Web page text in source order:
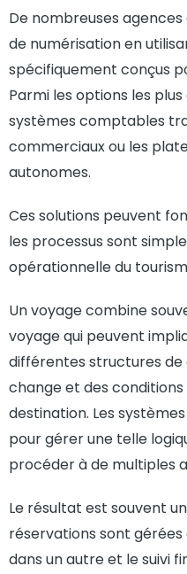
De nombreuses
de numérisation en
spécifiquement conçus
Parmi les options les
systèmes comptables
commerciaux ou les
autonomes.
Ces solutions peuvent
les processus sont
opérationnelle du
Un voyage combine
voyage qui peuvent
différentes structures de
change et des
destination. Les
pour gérer une telle
procéder à de multiples
Le résultat est souvent
réservations sont
dans un autre et le suivi